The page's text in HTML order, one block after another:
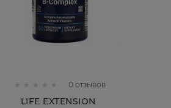
0 отзывов
LIFE EXTENSION